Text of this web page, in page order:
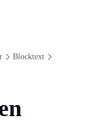
Blocktext